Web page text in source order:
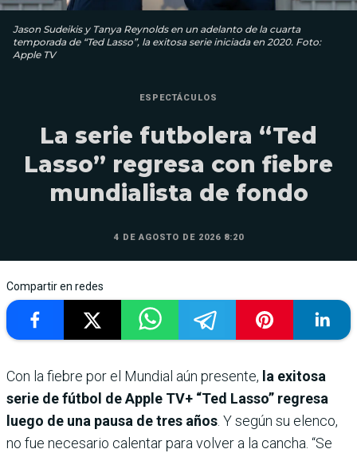
Jason Sudeikis y Tanya Reynolds en un adelanto de la cuarta
temporada de “Ted Lasso”, la exitosa serie iniciada en 2020. Foto:
Apple TV
ESPECTÁCULOS
La serie futbolera “Ted
Lasso” regresa con fiebre
mundialista de fondo
4 DE AGOSTO DE 2026 8:20
Compartir en redes
Con la fiebre por el Mundial aún presente, la exitosa
serie de fútbol de Apple TV+ “Ted Lasso” regresa
luego de una pausa de tres años . Y según su elenco,
no fue necesario calentar para volver a la cancha. “Se